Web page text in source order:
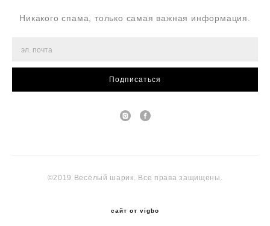
Никакого спама, только самая важная информация.
Подписаться
©2019 Весёлый шарик. Все права защищены.
сайт от vigbo